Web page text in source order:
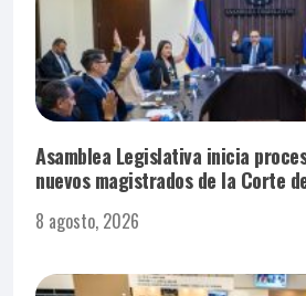
Asamblea Legislativa inicia
nuevos magistrados de la Corte
8 agosto, 2026